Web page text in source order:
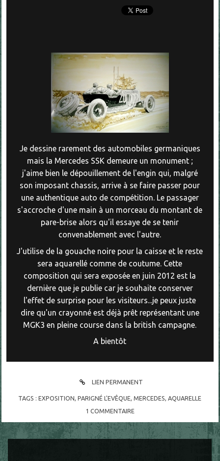
Je dessine rarement des automobiles germaniques
mais la Mercedes SSK demeure un monument ;
j'aime bien le dépouillement de l'engin qui, malgré
son imposant chassis, arrive à se faire passer pour
une authentique auto de compétition. Le passager
s'accroche d'une main à un morceau du montant de
pare-brise alors qu'il essaye de se tenir
convenablement avec l'autre.
J'utilise de la gouache noire pour la caisse et le reste
sera aquarellé comme de coutume. Cette
composition qui sera exposée en juin 2012 est la
dernière que je publie car je souhaite conserver
l'effet de surprise pour les visiteurs...je peux juste
dire qu'un crayonné est déjà prêt représentant une
MGK3 en pleine course dans la british campagne.
A bientôt
LIEN PERMANENT
TAGS :EXPOSITION ,PARIGNÉ L'EVÊQUE ,MERCEDES AQUARELLE
1 COMMENTAIRE